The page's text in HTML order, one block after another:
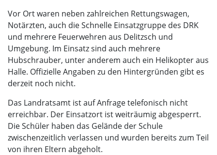
Vor Ort waren neben zahlreichen Rettungswagen,
Notärzten, auch die Schnelle Einsatzgruppe des DRK
und mehrere Feuerwehren aus Delitzsch und
Umgebung. Im Einsatz sind auch mehrere
Hubschrauber, unter anderem auch ein Helikopter aus
Halle. Offizielle Angaben zu den Hintergründen gibt es
derzeit noch nicht.
Das Landratsamt ist auf Anfrage telefonisch nicht
erreichbar. Der Einsatzort ist weiträumig abgesperrt.
Die Schüler haben das Gelände der Schule
zwischenzeitlich verlassen und wurden bereits zum Teil
von ihren Eltern abgeholt.